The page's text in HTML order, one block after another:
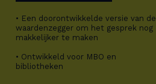
• Een doorontwikkelde versie van de
waardenzegger om het gesprek nog
makkelijker te maken
• Ontwikkeld voor MBO en
bibliotheken